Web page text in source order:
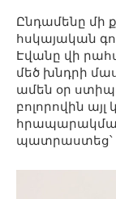
Ընդամենը մի
հսկայական
Էվանը վի
մեծ խնդրի
ամեն օր
բոլորովին այլ
պատրաստեց՝